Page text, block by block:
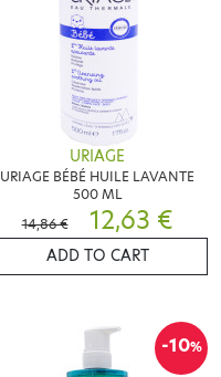
URIAGE
URIAGE BÉBÉ HUILE LAVANTE
500 ML
14,86 €
12,63 €
ADD TO CART
-10%